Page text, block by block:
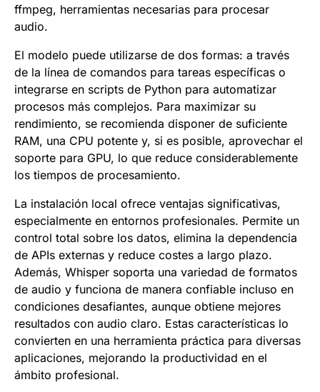
ffmpeg, herramientas necesarias para procesar
audio.
El modelo puede utilizarse de dos formas: a través
de la línea de comandos para tareas específicas o
integrarse en scripts de Python para automatizar
procesos más complejos. Para maximizar su
rendimiento, se recomienda disponer de suficiente
RAM, una CPU potente y, si es posible, aprovechar el
soporte para GPU, lo que reduce considerablemente
los tiempos de procesamiento.
La instalación local ofrece ventajas significativas,
especialmente en entornos profesionales. Permite un
control total sobre los datos, elimina la dependencia
de APIs externas y reduce costes a largo plazo.
Además, Whisper soporta una variedad de formatos
de audio y funciona de manera confiable incluso en
condiciones desafiantes, aunque obtiene mejores
resultados con audio claro. Estas características lo
convierten en una herramienta práctica para diversas
aplicaciones, mejorando la productividad en el
ámbito profesional.